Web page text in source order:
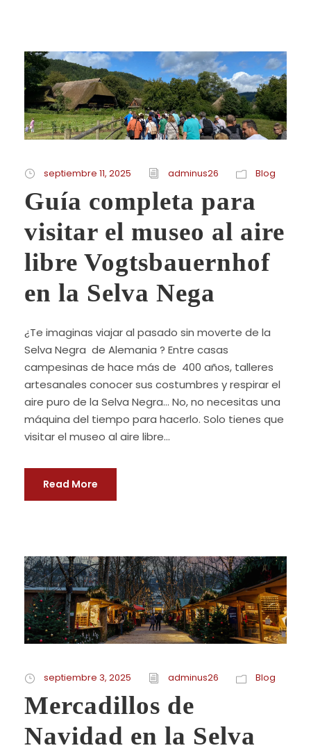
septiembre 11, 2025 adminus26 Blog
Guía completa para
visitar el museo al aire
libre Vogtsbauernhof
en la Selva Nega
¿Te imaginas viajar al pasado sin moverte de la
Selva Negra de Alemania ? Entre casas
campesinas de hace más de 400 años, talleres
artesanales conocer sus costumbres y respirar el
aire puro de la Selva Negra… No, no necesitas una
máquina del tiempo para hacerlo. Solo tienes que
visitar el museo al aire libre...
Read More
septiembre 3, 2025 adminus26 Blog
Mercadillos de
Navidad en la Selva